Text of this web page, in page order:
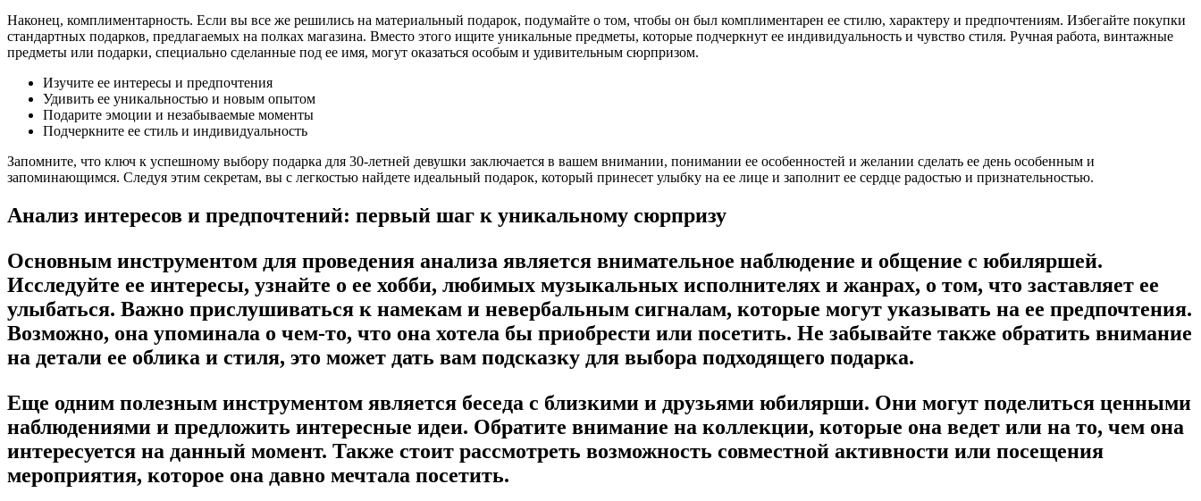
Наконец, комплиментарность. Если вы все же решились на материальный подарок, подумайте о том, чтобы он был комплиментарен ее стилю, характеру и предпочтениям. Избегайте покупки
стандартных подарков, предлагаемых на полках магазина. Вместо этого ищите уникальные предметы, которые подчеркнут ее индивидуальность и чувство стиля. Ручная работа, винтажные
предметы или подарки, специально сделанные под ее имя, могут оказаться особым и удивительным сюрпризом.
Изучите ее интересы и предпочтения
Удивить ее уникальностью и новым опытом
Подарите эмоции и незабываемые моменты
Подчеркните ее стиль и индивидуальность
Запомните, что ключ к успешному выбору подарка для 30-летней девушки заключается в вашем внимании, понимании ее особенностей и желании сделать ее день особенным и
запоминающимся. Следуя этим секретам, вы с легкостью найдете идеальный подарок, который принесет улыбку на ее лице и заполнит ее сердце радостью и признательностью.
Анализ интересов и предпочтений: первый шаг к уникальному сюрпризу
Основным инструментом для проведения анализа является внимательное наблюдение и общение с юбиляршей.
Исследуйте ее интересы, узнайте о ее хобби, любимых музыкальных исполнителях и жанрах, о том, что заставляет ее
улыбаться. Важно прислушиваться к намекам и невербальным сигналам, которые могут указывать на ее предпочтения.
Возможно, она упоминала о чем-то, что она хотела бы приобрести или посетить. Не забывайте также обратить внимание
на детали ее облика и стиля, это может дать вам подсказку для выбора подходящего подарка.
Еще одним полезным инструментом является беседа с близкими и друзьями юбилярши. Они могут поделиться ценными
наблюдениями и предложить интересные идеи. Обратите внимание на коллекции, которые она ведет или на то, чем она
интересуется на данный момент. Также стоит рассмотреть возможность совместной активности или посещения
мероприятия, которое она давно мечтала посетить.